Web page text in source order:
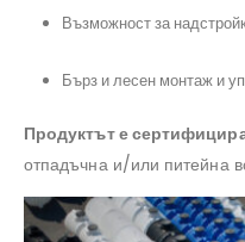
Възможност за
Бърз и лесен монтаж и
Продуктът е
отпадъчна и/или питейна